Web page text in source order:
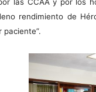
las CCAA y por los
rendimiento de